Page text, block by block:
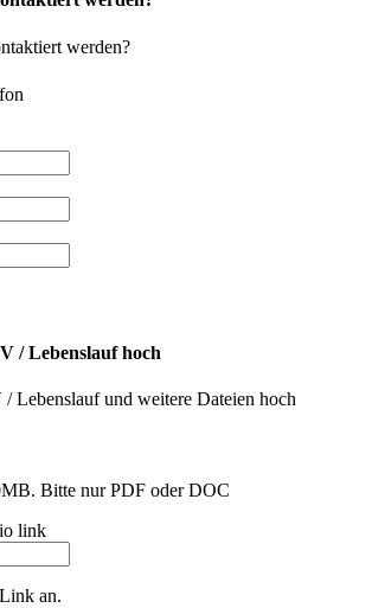
werden?
/ Lebenslauf hoch
Lebenslauf und weitere Dateien hoch
Bitte nur PDF oder DOC
link
an.